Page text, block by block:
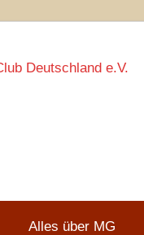
Alles über MG